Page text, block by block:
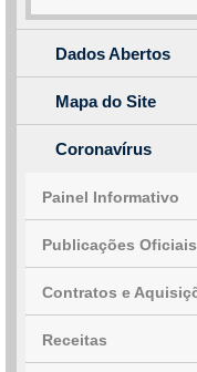
Dados Abertos
Mapa do Site
Coronavírus
Painel Informativo
Publicações Oficiais
Contratos e
Receitas